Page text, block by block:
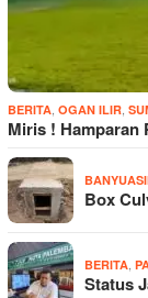
BERITA, OGAN ILIR,
Miris ! Hamparan
Box
BERITA,
Status